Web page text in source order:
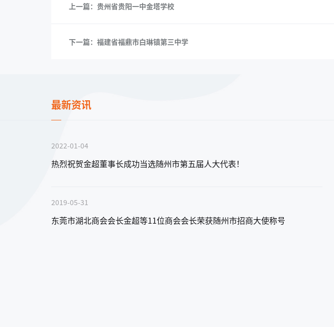
上一篇：贵州省贵阳一中金塔学校
下一篇：福建省福鼎市白琳镇第三中学
最新资讯
2022-01-04
热烈祝贺金超董事长成功当选随州市第五届人大代表！
2019-05-31
东莞市湖北商会会长金超等11位商会会长荣获随州市招商大使称号
复合型塑胶跑道